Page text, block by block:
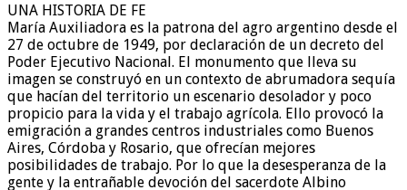
UNA HISTORIA DE FE
María Auxiliadora es la patrona del agro argentino desde el
27 de octubre de 1949, por declaración de un decreto del
Poder Ejecutivo Nacional. El monumento que lleva su
imagen se construyó en un contexto de abrumadora sequía
que hacían del territorio un escenario desolador y poco
propicio para la vida y el trabajo agrícola. Ello provocó la
emigración a grandes centros industriales como Buenos
Aires, Córdoba y Rosario, que ofrecían mejores
posibilidades de trabajo. Por lo que la desesperanza de la
gente y la entrañable devoción del sacerdote Albino